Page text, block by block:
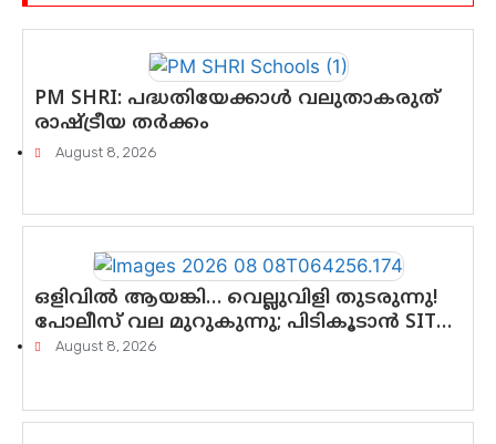
PM SHRI: പദ്ധതിയേക്കാൾ വലുതാകരുത്
രാഷ്ട്രീയ തർക്കം
August 8, 2026
ഒളിവിൽ ആയങ്കി… വെല്ലുവിളി തുടരുന്നു!
പോലീസ് വല മുറുകുന്നു; പിടികൂടാൻ SIT
രംഗത്ത്. ഇനി ചോദ്യം ആയങ്കി എവിടെ
എന്തൊക്കെ വിവരങ്ങൾ?”
August 8, 2026